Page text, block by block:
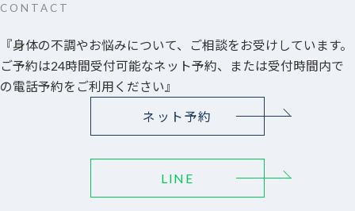
CONTACT
『身体の不調やお悩みについて、ご相談をお受けしています。
ご予約は24時間受付可能なネット予約、または受付時間内で
の電話予約をご利用ください』
ネット予約
LINE